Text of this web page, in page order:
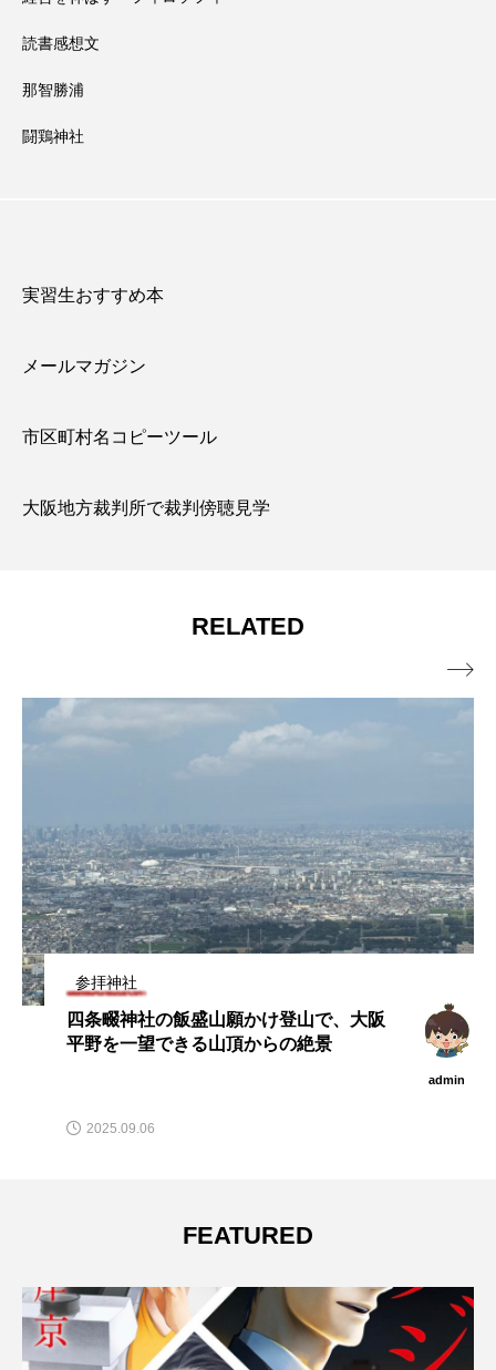
読書感想文
那智勝浦
闘鶏神社
実習生おすすめ本
メールマガジン
市区町村名コピーツール
大阪地方裁判所で裁判傍聴見学
RELATED
ビジネス
南長柄八幡宮さんのだんじりばやし夏祭
り
admin
2025.09.14

FEATURED